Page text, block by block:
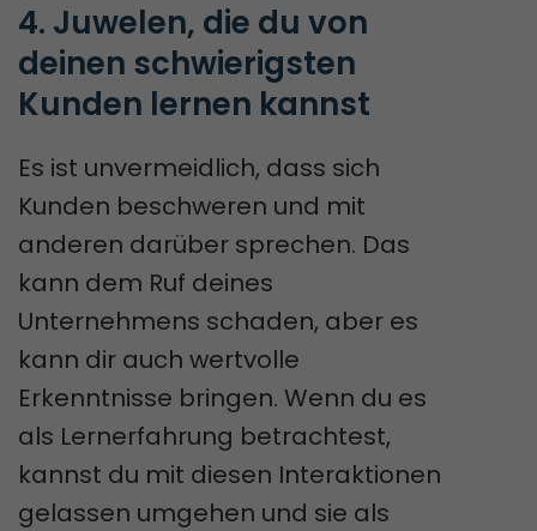
4. Juwelen, die du von
deinen schwierigsten
Kunden lernen kannst
Es ist unvermeidlich, dass sich
Kunden beschweren und mit
anderen darüber sprechen. Das
kann dem Ruf deines
Unternehmens schaden, aber es
kann dir auch wertvolle
Erkenntnisse bringen. Wenn du es
als Lernerfahrung betrachtest,
kannst du mit diesen Interaktionen
gelassen umgehen und sie als